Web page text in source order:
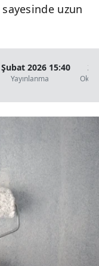
uzun
2026 15:40
Yayınlanma
2